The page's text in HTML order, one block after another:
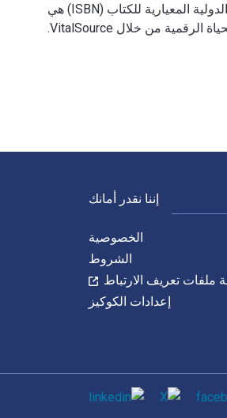
للكتب الدراسية الإلكترونية والرقمية لـ Field Guide to Wildflowers of Nebraska and the Great Plains هي 9781609380724, 160938072X و الأرقام الدولية المعيارية للكتاب (ISBN) هي
إننا نقدر أمانك
الخصوصية
الشروط
ملفات تعريف الارتباط
إعدادات الكوكيز